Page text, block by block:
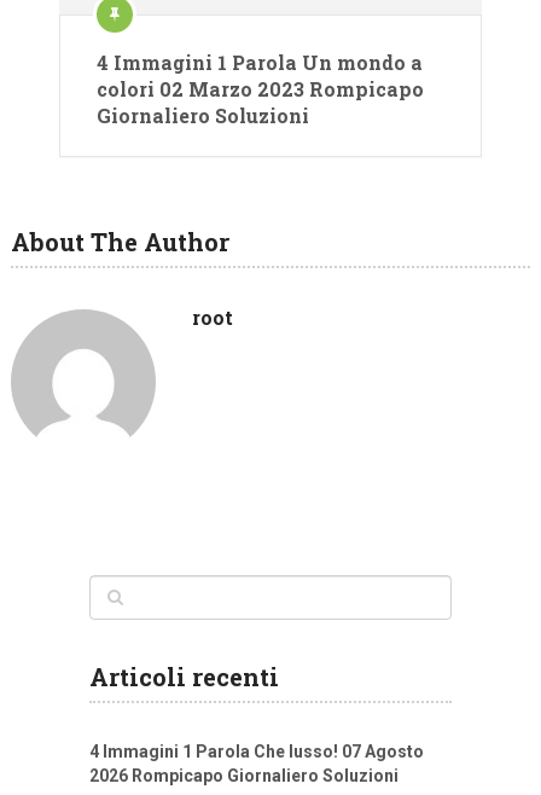
4 Immagini 1 Parola Un mondo a
colori 02 Marzo 2023 Rompicapo
Giornaliero Soluzioni
About The Author
root
Articoli recenti
4 Immagini 1 Parola Che lusso! 07 Agosto
2026 Rompicapo Giornaliero Soluzioni